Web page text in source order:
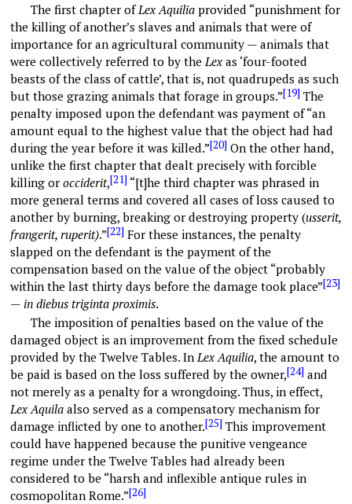
The first chapter ofLex Aquiliaprovided “punishment for
the killing of another’s slaves and animals that were of
importance for an agricultural community — animals that
were collectively referred to by the Lex as ‘four-footed
beasts of the class of cattle’, that is, not quadrupeds as such
but those grazing animals that forage in groups.”[19] The
penalty imposed upon the defendant was payment of “an
amount equal to the highest value that the object had had
during the year before it was killed.”[20] On the other hand,
unlike the first chapter that dealt precisely with forcible
killing or occiderit,[21] “[t]he third chapter was phrased in
more general terms and covered all cases of loss caused to
another by burning, breaking or destroying property (usserit,
frangerit, ruperit).”[22] For these instances, the penalty
slapped on the defendant is the payment of the
compensation based on the value of the object “probably
within the last thirty days before the damage took place”[23]
— in diebus triginta proximis.
The imposition of penalties based on the value of the
damaged object is an improvement from the fixed schedule
provided by the Twelve Tables. In Lex Aquilia, the amount to
be paid is based on the loss suffered by the owner,[24] and
not merely as a penalty for a wrongdoing. Thus, in effect,
Lex Aquilaalso served as a compensatory mechanism for
damage inflicted by one to another.[25] This improvement
could have happened because the punitive vengeance
regime under the Twelve Tables had already been
considered to be “harsh and inflexible antique rules in
cosmopolitan Rome.”[26]